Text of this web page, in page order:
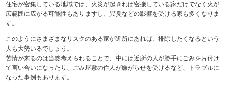
住宅が密集している地域では、火災が起きれば密接している家だけでなく火が
広範囲に広がる可能性もありますし、異臭などの影響を受ける家も多くなりま
す。
このようにさまざまなリスクのある家が近所にあれば、排除したくなるという
人も大勢いるでしょう。
苦情が来るのは当然考えられることで、中には近所の人が勝手にごみを片付け
て言い合いになったり、ごみ屋敷の住人が嫌がらせを受けるなど、トラブルに
なった事例もあります。